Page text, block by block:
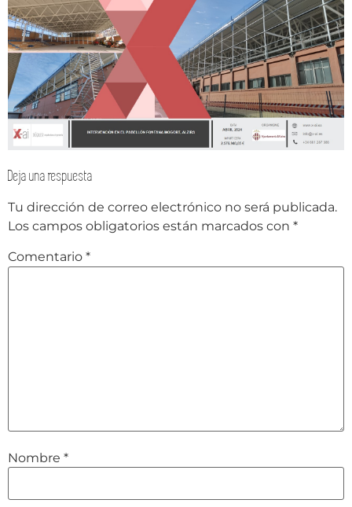
Deja una respuesta
Tu dirección de correo electrónico no será publicada.
Los campos obligatorios están marcados con *
Comentario *
Nombre *